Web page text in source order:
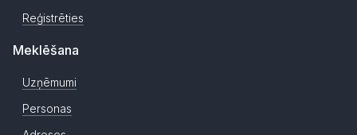
Reģistrēties
Meklēšana
Uzņēmumi
Personas